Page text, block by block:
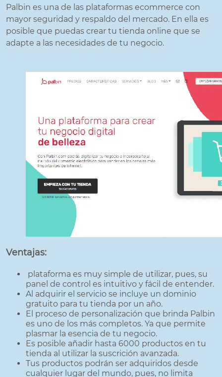
Palbin es una de las plataformas ecommerce con
mayor seguridad y respaldo del mercado. En ella es
posible que puedas crear tu tienda online que se
adapte a las necesidades de tu negocio.
Ventajas:
plataforma es muy simple de utilizar, pues, su
panel de control es intuitivo y fácil de entender.
Al adquirir el servicio se incluye un dominio
gratuito para tu tienda por un año.
El proceso de personalización que brinda Palbin
es uno de los más completos. Ya que permite
plasmar la esencia de tu negocio.
Es posible añadir hasta 6000 productos en tu
tienda al utilizar la suscrición avanzada.
Tus productos podrán ser adquiridos desde
cualquier lugar del mundo, pues, no limita